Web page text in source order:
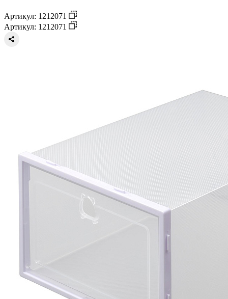
Артикул: 1212071
Артикул: 1212071